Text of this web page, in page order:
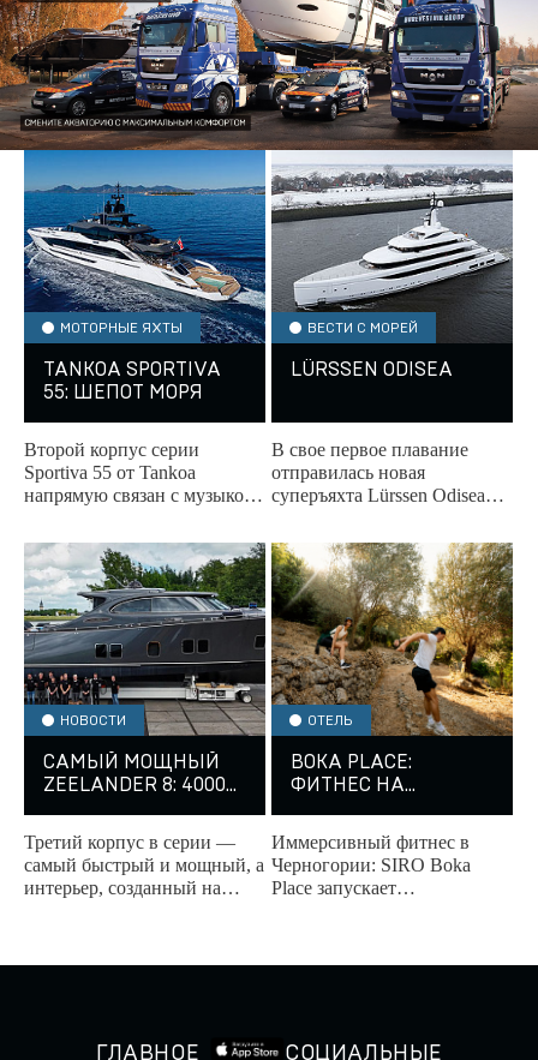
МОТОРНЫЕ ЯХТЫ
TANKOA SPORTIVA
55: ШЕПОТ МОРЯ
Второй корпус серии
Sportiva 55 от Tankoa
напрямую связан с музыкой.
изысканный ночной клуб на
воде.
ВЕСТИ С МОРЕЙ
LÜRSSEN ODISEA
В свое первое плавание
отправилась новая
суперъяхта Lürssen Odisea
НОВОСТИ
САМЫЙ МОЩНЫЙ
ZEELANDER 8: 4000
Третий корпус в серии —
самый быстрый и мощный, а
интерьер, созданный на
ОТЕЛЬ
BOKA PLACE:
ФИТНЕС НА
Иммерсивный фитнес в
Черногории: SIRO Boka
Place запускает
ГЛАВНОЕ СОЦИАЛЬНЫЕ